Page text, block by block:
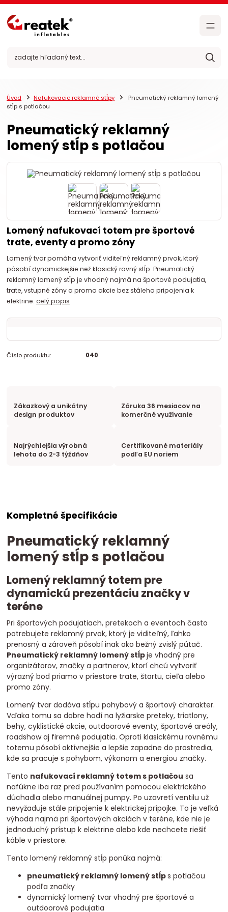
Úvod Nafukovacie reklamné stĺpy
Pneumatický reklamný lomený
stĺp s potlačou
Pneumatický reklamný
lomený stĺp s potlačou
Lomený nafukovací totem pre športové
trate, eventy a promo zóny
Lomený tvar pomáha vytvoriť viditeľný reklamný prvok, ktorý
pôsobí dynamickejšie než klasický rovný stĺp. Pneumatický
reklamný lomený stĺp je vhodný najmä na športové podujatia,
trate, vstupné zóny a promo akcie bez stáleho pripojenia k
elektrine.celý popis
Číslo produktu: 040
Zákazkový a unikátny
design produktov
Záruka 36 mesiacov na
komerčné využívanie
Najrýchlejšia výrobná
lehota do 2-3 týždňov
Certifikované materiály
podľa EU noriem
Kompletné špecifikácie
Pneumatický reklamný
lomený stĺp s potlačou
Lomený reklamný totem pre
dynamickú prezentáciu značky v
teréne
Pri športových podujatiach, pretekoch a eventoch často
potrebujete reklamný prvok, ktorý je viditeľný, ľahko
prenosný a zároveň pôsobí inak ako bežný zvislý pútač.
Pneumatický reklamný lomený stĺpje vhodný pre
organizátorov, značky a partnerov, ktorí chcú vytvoriť
výrazný bod priamo v priestore trate, štartu, cieľa alebo
promo zóny.
Lomený tvar dodáva stĺpu pohybový a športový charakter.
Vďaka tomu sa dobre hodí na lyžiarske preteky, triatlony,
behy, cyklistické akcie, outdoorové eventy, športové areály,
roadshow aj firemné podujatia. Oproti klasickému rovnému
totemu pôsobí aktívnejšie a lepšie zapadne do prostredia,
kde sa pracuje s pohybom, výkonom a energiou značky.
Tento nafukovací reklamný totem s potlačou sa
nafúkne iba raz pred používaním pomocou elektrického
dúchadla alebo manuálnej pumpy. Po uzavretí ventilu už
nevyžaduje stále pripojenie k elektrickej prípojke. To je veľká
výhoda najmä pri športových akciách v teréne, kde nie je
jednoduchý prístup k elektrine alebo kde nechcete riešiť
káble v priestore.
Tento lomený reklamný stĺp ponúka najmä:
pneumatický reklamný lomený stĺps potlačou
podľa značky
dynamický lomený tvar vhodný pre športové a
outdoorové podujatia